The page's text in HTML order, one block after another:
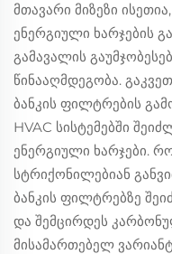
მთავარი მიზეზი
ენერგიული ხარჯების
გამავალის
წინააღმდეგობა.
ბანკის ფილტრების
HVAC სისტემებში
ენერგიული ხარჯები.
სტრიქონილებიან
ბანკის ფილტრებზე
და შემცირდეს
მისამართებელ